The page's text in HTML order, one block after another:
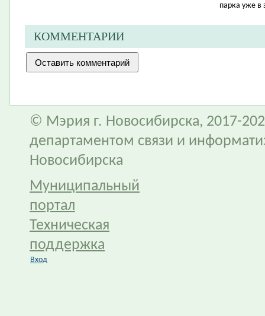
парка уже в
КОММЕНТАРИИ
© Мэрия г. Новосибирска, 2017-
департаментом связи и
Новосибирска
Муниципальный
портал
Техническая
поддержка
Вход